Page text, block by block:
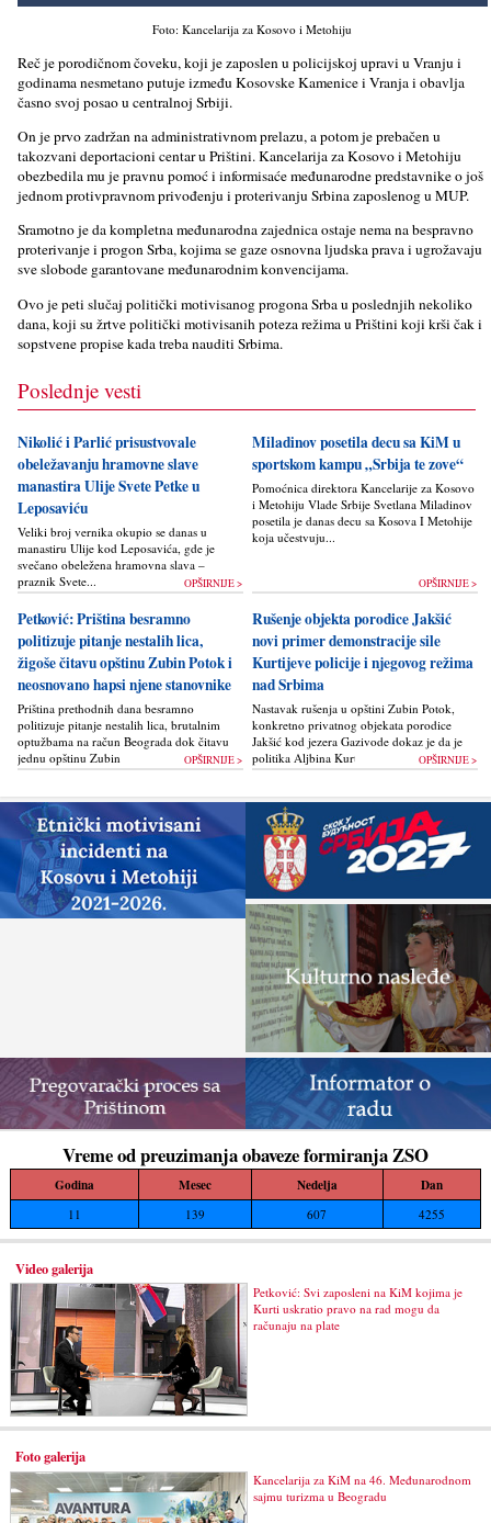
Foto: Kancelarija za Kosovo i Metohiju
Reč je porodičnom čoveku, koji je zaposlen u policijskoj upravi u Vranju i
godinama nesmetano putuje između Kosovske Kamenice i Vranja i obavlja
časno svoj posao u centralnoj Srbiji.
On je prvo zadržan na administrativnom prelazu, a potom je prebačen u
takozvani deportacioni centar u Prištini. Kancelarija za Kosovo i Metohiju
obezbedila mu je pravnu pomoć i informisaće međunarodne predstavnike o još
jednom protivpravnom privođenju i proterivanju Srbina zaposlenog u MUP.
Sramotno je da kompletna međunarodna zajednica ostaje nema na bespravno
proterivanje i progon Srba, kojima se gaze osnovna ljudska prava i ugrožavaju
sve slobode garantovane međunarodnim konvencijama.
Ovo je peti slučaj politički motivisanog progona Srba u poslednjih nekoliko
dana, koji su žrtve politički motivisanih poteza režima u Prištini koji krši čak i
sopstvene propise kada treba nauditi Srbima.
Poslednje vesti
Nikolić i Parlić prisustvovale
obeležavanju hramovne slave
manastira Ulije Svete Petke u
Leposaviću
Veliki broj vernika okupio se danas u
manastiru Ulije kod Leposavića, gde je
svečano obeležena hramovna slava –
praznik Svete...
OPŠIRNIJE >
Miladinov posetila decu sa KiM u
sportskom kampu „Srbija te zove“
Pomoćnica direktora Kancelarije za Kosovo
i Metohiju Vlade Srbije Svetlana Miladinov
posetila je danas decu sa Kosova I Metohije
koja učestvuju...
OPŠIRNIJE >
Petković: Priština besramno
politizuje pitanje nestalih lica,
žigoše čitavu opštinu Zubin Potok i
neosnovano hapsi njene stanovnike
Priština prethodnih dana besramno
politizuje pitanje nestalih lica, brutalnim
optužbama na račun Beograda dok čitavu
jednu opštinu Zubin Potok žigoše...OPŠIRNIJE >
Rušenje objekta porodice Jakšić
novi primer demonstracije sile
Kurtijeve policije i njegovog režima
nad Srbima
Nastavak rušenja u opštini Zubin Potok,
konkretno privatnog objekata porodice
Jakšić kod jezera Gazivode dokaz je da je
politika Alјbina Kurtija...
OPŠIRNIJE >
Vreme od preuzimanja obaveze formiranja ZSO
Godina Mesec Nedelja Dan
11 139 607 4255
Video galerija
Petković: Svi zaposleni na KiM kojima je
Kurti uskratio pravo na rad mogu da
računaju na plate
Foto galerija
Kancelarija za KiM na 46. Međunarodnom
sajmu turizma u Beogradu